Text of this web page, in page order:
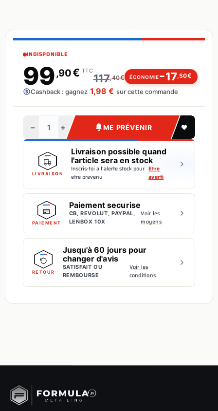
INDISPONIBLE
99,90€ TTC
117,40€ ÉCONOMIE−17,50€
Cashback : gagnez 1,98 € sur cette commande
− + ME PRÉVENIR
LIVRAISON
Livraison possible quand
l'article sera en stock
Inscris-toi a l'alerte stock pour
etre prevenu
·Etre
averti
PAIEMENT
Paiement securise
CB, REVOLUT, PAYPAL,
LENBOX 10X
·Voir les
moyens
RETOUR
Jusqu'à 60 jours pour
changer d'avis
SATISFAIT OU
REMBOURSE
·Voir les
conditions